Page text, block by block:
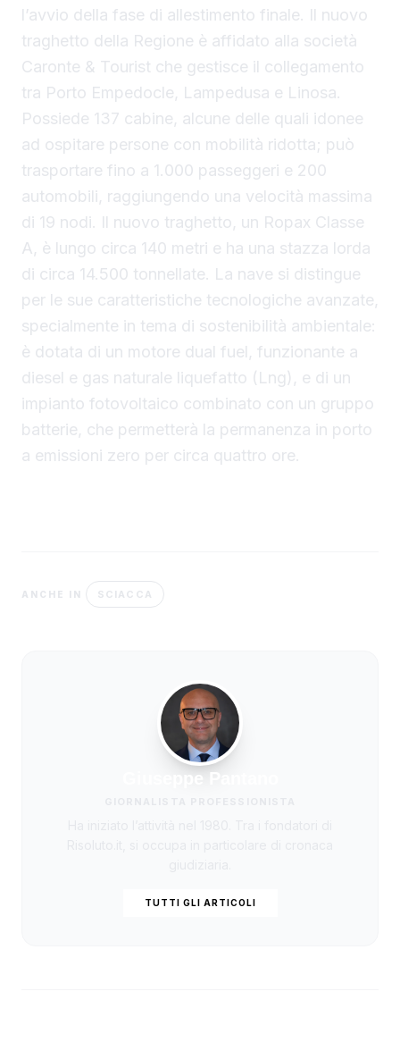
l’avvio della fase di allestimento finale. Il nuovo
traghetto della Regione è affidato alla società
Caronte & Tourist che gestisce il collegamento
tra Porto Empedocle, Lampedusa e Linosa.
Possiede 137 cabine, alcune delle quali idonee
ad ospitare persone con mobilità ridotta; può
trasportare fino a 1.000 passeggeri e 200
automobili, raggiungendo una velocità massima
di 19 nodi. Il nuovo traghetto, un Ropax Classe
A, è lungo circa 140 metri e ha una stazza lorda
di circa 14.500 tonnellate. La nave si distingue
per le sue caratteristiche tecnologiche avanzate,
specialmente in tema di sostenibilità ambientale:
è dotata di un motore dual fuel, funzionante a
diesel e gas naturale liquefatto (Lng), e di un
impianto fotovoltaico combinato con un gruppo
batterie, che permetterà la permanenza in porto
a emissioni zero per circa quattro ore.
ANCHE IN SCIACCA
Giuseppe Pantano
TUTTI GLI ARTICOLI